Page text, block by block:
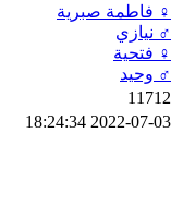
♀️ فاطمة صبرية
♂️ نيازي
♀️ فتحية
♂️ وحيد
11712
2022-07-03 18:24:34